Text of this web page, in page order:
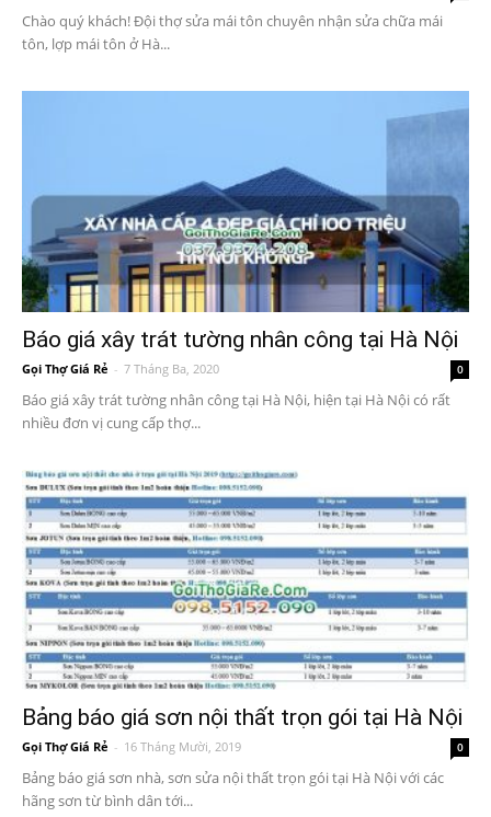
Chào quý khách! Đội thợ sửa mái tôn chuyên nhận sửa chữa mái
tôn, lợp mái tôn ở Hà...
Báo giá xây trát tường nhân công tại Hà Nội
Gọi Thợ Giá Rẻ - 7 Tháng Ba, 2020 0
Báo giá xây trát tường nhân công tại Hà Nội, hiện tại Hà Nội có rất
nhiều đơn vị cung cấp thợ...
Bảng báo giá sơn nội thất trọn gói tại Hà Nội
Gọi Thợ Giá Rẻ - 16 Tháng Mười, 2019 0
Bảng báo giá sơn nhà, sơn sửa nội thất trọn gói tại Hà Nội với các
hãng sơn từ bình dân tới...